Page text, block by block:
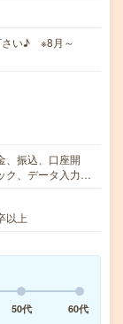
さい♪ ※8月～
、振込、口座開
ク、データ入力…
以上
50代
60代